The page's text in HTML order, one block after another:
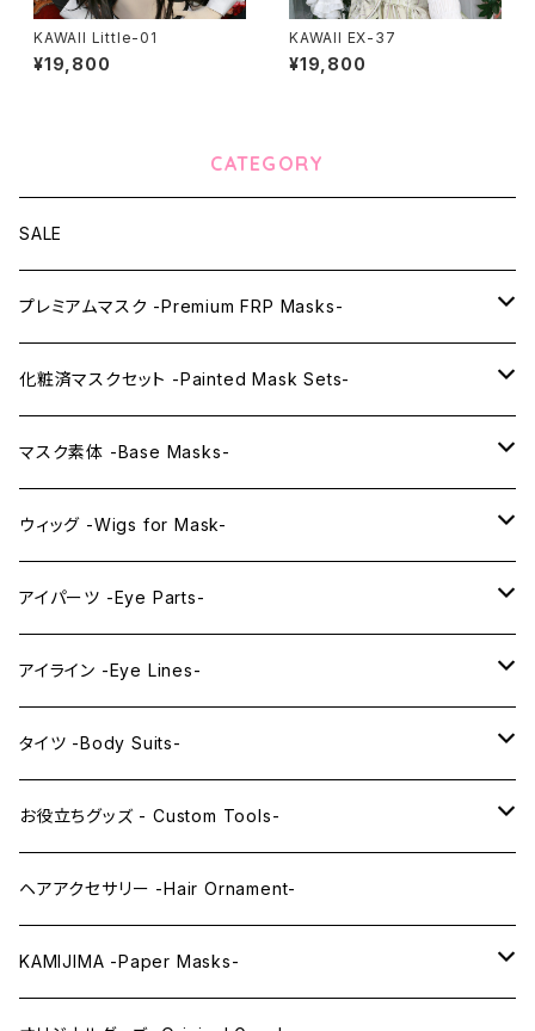
KAWAII Little-01
¥19,800
KAWAII EX-37
¥19,800
CATEGORY
SALE
プレミアムマスク -Premium FRP Masks-
KAWAII PREMIUM Mask & Wig Sets
プレミアムマスク素体-Premium base masks-
プレミアムウィッグ -Premium Wigs-
プレミアムレンズアイ -Premium Lens eye-
化粧済マスクセット -Painted Mask Sets-
KAWAII EX series
KAWAII series
IDOL series
PRINCESS series
KAWAII Little series
マスク素体 -Base Masks-
アニメマスク -Anime Masks-
ドールマスク -Doll Masks-
ウィッグ -Wigs for Mask-
ロング -Long-
ミドル -Middle-
アイパーツ -Eye Parts-
レンズアイ -Lens Eyes-
レンズアイ
レンズアイEX
クリスタルアイ -Crystal Eyes-
アイライン -Eye Lines-
アイラインステッカー -Eye Line Stickers-
まゆ毛 -Eyebrows-
まつ毛 -Eyelash-
タイツ -Body Suits-
全身タイツ -Full Body Suits-
上半身タイツ -Upper Body Suits-
お役立ちグッズ - Custom Tools-
カスタム用品 -Custom Tools-
ウィッグメンテナンス -Wig Maintenance-
ヘアアクセサリー -Hair Ornament-
KAMIJIMA -Paper Masks-